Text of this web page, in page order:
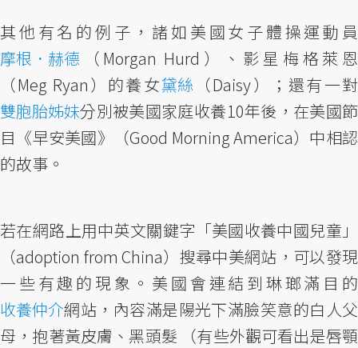
其他有名的例子，諸如美國女子體操運動員
摩根．赫德 （Morgan Hurd）、影星梅格萊恩
（Meg Ryan）的養女黛絲 （Daisy）；還有一對
雙胞胎姊妹分別被美國家庭收養10年後，在美國節
目《早安美國》（Good Morning America）中相認
的故事。
若在網路上用中英文關鍵字「美國收養中國兒童」
（adoption from China）搜尋中美網站，可以發現
一些有趣的現象。美國會連結到琳瑯滿目的
收養仲介網站，內容滿是陽光下滿臉笑意的白人父
母，抱著黃皮膚、黑頭髮 （有些外觀可看出是唇顎